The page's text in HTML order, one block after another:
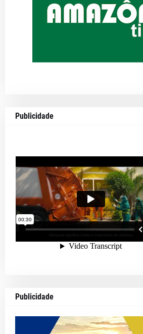
Publicidade
Publicidade